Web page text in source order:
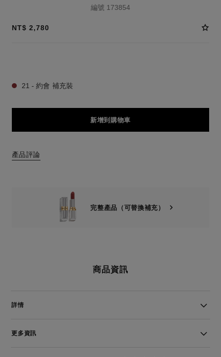
編號 173854
NT$ 2,780
21 - 約會 補充裝
新增到購物車
產品評論
完整產品（可替換補充）
商品資訊
詳情
更多資訊